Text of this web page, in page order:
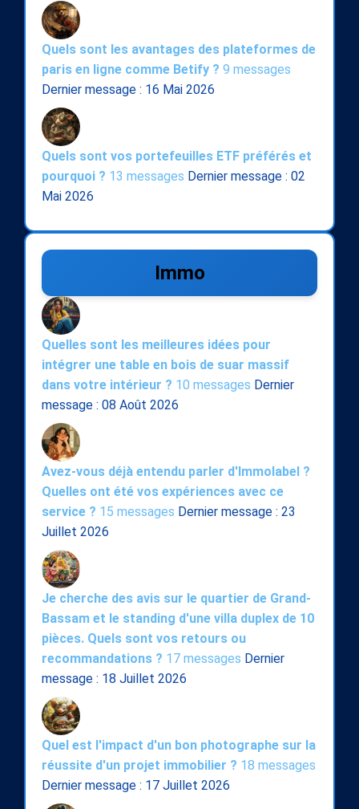
Quels sont les avantages des plateformes de
paris en ligne comme Betify ? 9 messages
Dernier message : 16 Mai 2026
Quels sont vos portefeuilles ETF préférés et
pourquoi ? 13 messages Dernier message : 02
Mai 2026
Immo
Quelles sont les meilleures idées pour
intégrer une table en bois de suar massif
dans votre intérieur ? 10 messages Dernier
message : 08 Août 2026
Avez-vous déjà entendu parler d'Immolabel ?
Quelles ont été vos expériences avec ce
service ? 15 messages Dernier message : 23
Juillet 2026
Je cherche des avis sur le quartier de Grand-
Bassam et le standing d'une villa duplex de 10
pièces. Quels sont vos retours ou
recommandations ? 17 messages Dernier
message : 18 Juillet 2026
Quel est l'impact d'un bon photographe sur la
réussite d'un projet immobilier ? 18 messages
Dernier message : 17 Juillet 2026